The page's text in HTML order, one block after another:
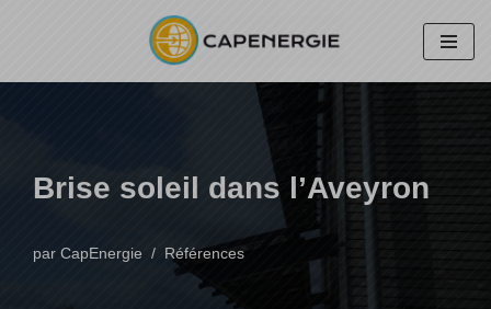
Brise soleil dans l’Aveyron
par CapEnergie Références